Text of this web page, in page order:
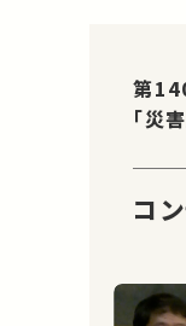
第
「災害
コ